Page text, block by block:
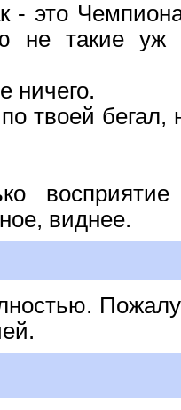
- это
не такие
ничего.
твоей
виднее.